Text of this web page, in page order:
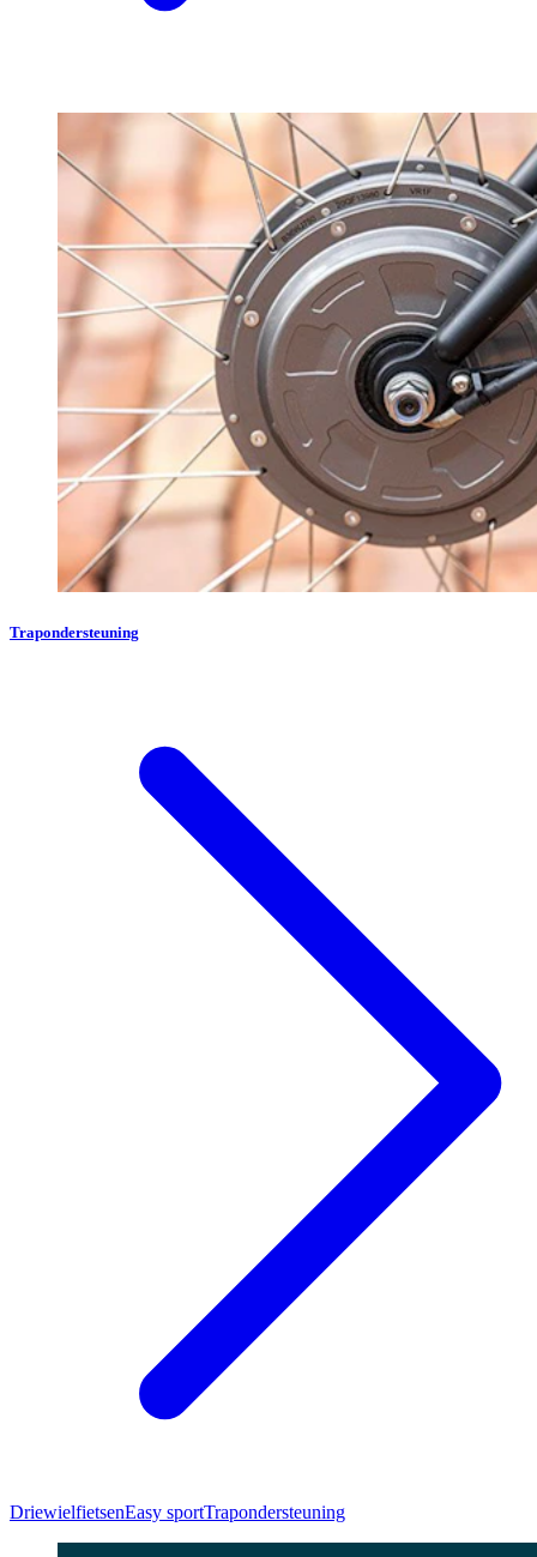
Trapondersteuning
DriewielfietsenEasy sportTrapondersteuning